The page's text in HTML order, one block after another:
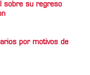
sobre su regreso
por motivos de